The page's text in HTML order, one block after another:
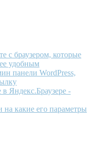
с браузером, которые
удобным
панели WordPress,
Яндекс.Браузере -
какие его параметры